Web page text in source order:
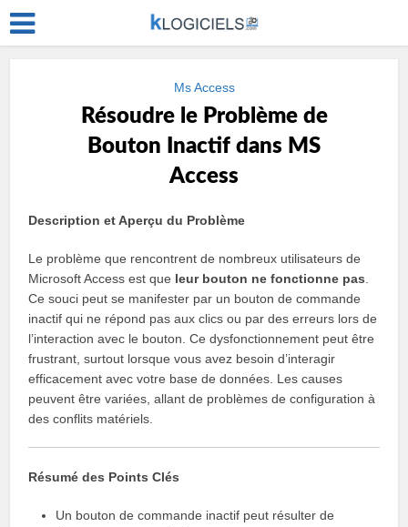
Ms Access
Résoudre le Problème de
Bouton Inactif dans MS
Access
Description et Aperçu du Problème
Le problème que rencontrent de nombreux utilisateurs de
Microsoft Access est que leur bouton ne fonctionne pas
Ce souci peut se manifester par un bouton de commande
inactif qui ne répond pas aux clics ou par des erreurs lors de
l’interaction avec le bouton. Ce dysfonctionnement peut être
frustrant, surtout lorsque vous avez besoin d’interagir
efficacement avec votre base de données. Les causes
peuvent être variées, allant de problèmes de configuration à
des conflits matériels.
Résumé des Points Clés
Un bouton de commande inactif peut résulter de